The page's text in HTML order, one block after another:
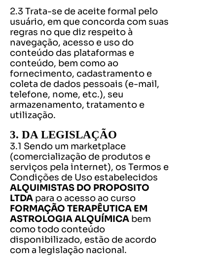
2.3 Trata-se de aceite formal pelo
usuário, em que concorda com suas
regras no que diz respeito à
navegação, acesso e uso do
conteúdo das plataformas e
conteúdo, bem como ao
fornecimento, cadastramento e
coleta de dados pessoais (e-mail,
telefone, nome, etc.), seu
armazenamento, tratamento e
utilização.
3. DA LEGISLAÇÃO
3.1 Sendo um marketplace
(comercialização de produtos e
serviços pela internet), os Termos e
Condições de Uso estabelecidos
ALQUIMISTAS DO PROPOSITO
LTDA para o acesso ao curso
FORMAÇÃO TERAPÊUTICA EM
ASTROLOGIA ALQUÍMICA bem
como todo conteúdo
disponibilizado, estão de acordo
com a legislação nacional.